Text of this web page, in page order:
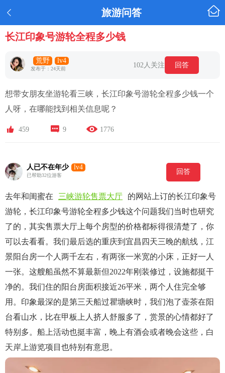
 旅游问答 
长江印象号游轮全程多少钱
荒野 lv4
发布于：24天前 102人关注 回答
想带女朋友坐游轮看三峡，长江印象号游轮全程多少钱一个
人呀，在哪能找到相关信息呢？
 459  9  1776
人已不在年少 lv4
已帮助32位游客 回答
去年和闺蜜在 三峡游轮售票大厅
的网站上订的长江印象号
游轮，长江印象号游轮全程多少钱这个问题我们当时也研究
了的，其实售票大厅上每个房型的价格都标得很清楚了，你
可以去看看。我们最后选的重庆到宜昌四天三晚的航线，江
景阳台房一个人两千左右，有两张一米宽的小床，正好一人
一张。这艘船虽然不算最新但2022年刚装修过，设施都挺干
净的。我们住的阳台房面积接近26平米，两个人住完全够
用。印象最深的是第三天船过瞿塘峡时，我们泡了壶茶在阳
台看山水，比在甲板上人挤人舒服多了，赏景的心情都好了
特别多。船上活动也挺丰富，晚上有酒会或者晚会这些，白
天岸上游览项目也特别有意思。